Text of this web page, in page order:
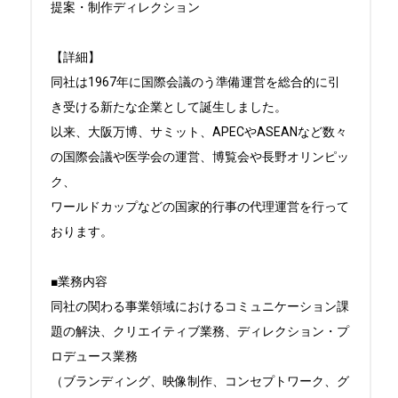
提案・制作ディレクション
【詳細】
同社は1967年に国際会議のう準備運営を総合的に引
き受ける新たな企業として誕生しました。
以来、大阪万博、サミット、APECやASEANなど数々
の国際会議や医学会の運営、博覧会や長野オリンピッ
ク、
ワールドカップなどの国家的行事の代理運営を行って
おります。
■業務内容
同社の関わる事業領域におけるコミュニケーション課
題の解決、クリエイティブ業務、ディレクション・プ
ロデュース業務
（ブランディング、映像制作、コンセプトワーク、グ